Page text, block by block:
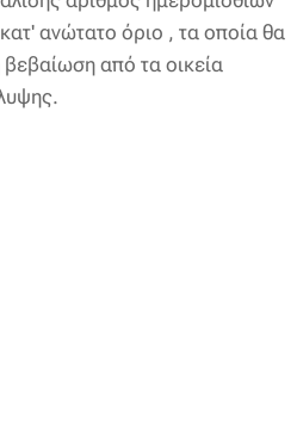
ανώτατο όριο , τα οποία θα
βεβαίωση από τα οικεία